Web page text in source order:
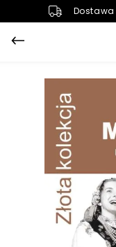
Dostawa